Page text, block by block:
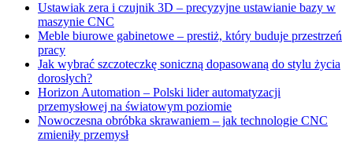
Ustawiak zera i czujnik 3D – precyzyjne ustawianie bazy w
maszynie CNC
Meble biurowe gabinetowe – prestiż, który buduje przestrzeń
pracy
Jak wybrać szczoteczkę soniczną dopasowaną do stylu życia
dorosłych?
Horizon Automation – Polski lider automatyzacji
przemysłowej na światowym poziomie
Nowoczesna obróbka skrawaniem – jak technologie CNC
zmieniły przemysł